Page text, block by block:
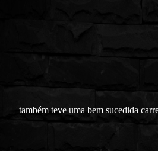
também teve uma bem sucedida